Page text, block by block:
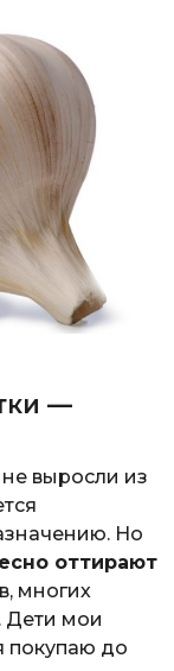
—
выросли из
Но
оттирают
многих
Дети мои
покупаю до